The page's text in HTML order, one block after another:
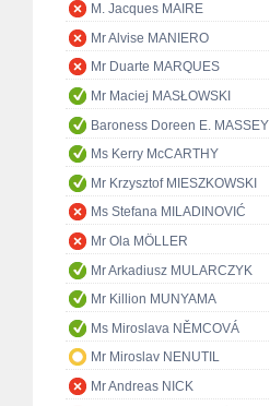
M. Jacques MAIRE
Mr Alvise MANIERO
Mr Duarte MARQUES
Mr Maciej MASŁOWSKI
Baroness Doreen E. MASSEY
Ms Kerry McCARTHY
Mr Krzysztof MIESZKOWSKI
Ms Stefana MILADINOVIĆ
Mr Ola MÖLLER
Mr Arkadiusz MULARCZYK
Mr Killion MUNYAMA
Ms Miroslava NĚMCOVÁ
Mr Miroslav NENUTIL
Mr Andreas NICK